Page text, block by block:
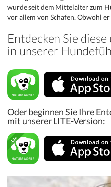
wurde seit dem Mittelalter zum
vor allem von Schafen. Obwohl
Entdecken Sie
in unserer
Oder beginnen Sie Ihre
mit unserer LITE-Version: